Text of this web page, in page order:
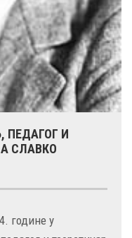
ПЕДАГОГ И
СЛАВКО
године у